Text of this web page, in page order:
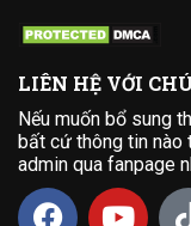
LIÊN HỆ VỚI
Nếu muốn bổ sung
bất cứ thông tin nào
admin qua fanpage